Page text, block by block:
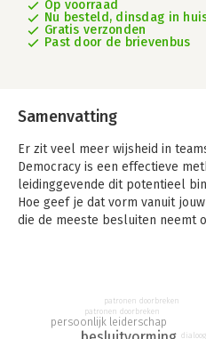
Op voorraad
Nu besteld, dinsdag in
Gratis verzonden
Past door de brievenbus
Samenvatting
Er zit veel meer wijsheid in
Democracy is een effectieve
leidinggevende dit potentieel
Hoe geef je dat vorm vanuit
die de meeste besluiten neemt
leiderschapsvariant van de
CoResolve. Het toepassen van
persoonlijk leiderschap
patronen doorbreken
dialoog
patronen doorbreken